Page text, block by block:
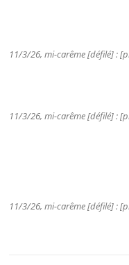
11/3/26, mi-carême [défilé] :
11/3/26, mi-carême [défilé] :
11/3/26, mi-carême [défilé] :